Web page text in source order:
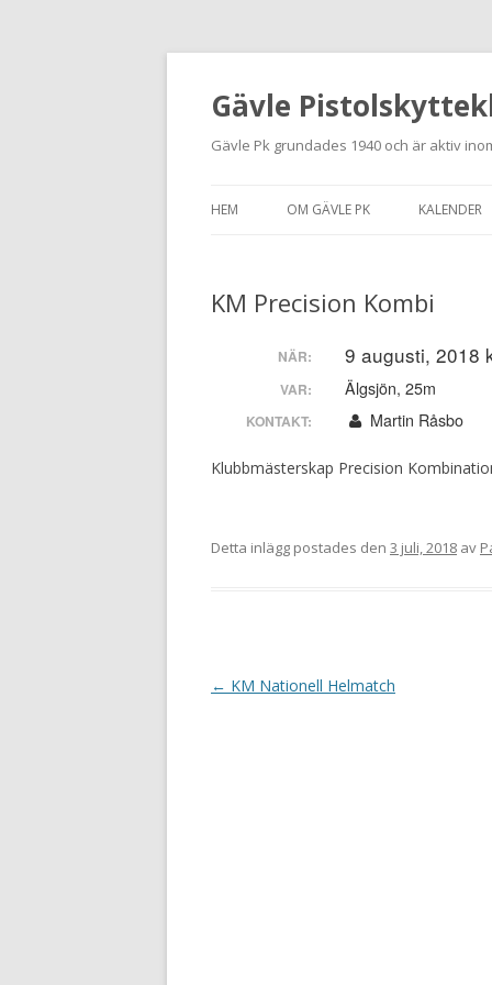
Gävle
Gävle Pk grundades 1940 och är aktiv
HEM OM GÄVLE PK
NYBÖRJARE
MEDLEMSANSÖKAN
KONTAKT
KALENDER
KM Precision Kombi
NÄR: 9 augusti, 2018
VAR: Älgsjön, 25m
KONTAKT: Martin Råsbo
Klubbmästerskap Precision
Detta inlägg postades den 3 juli, 2018 av
I← KM Nationell Helmatch